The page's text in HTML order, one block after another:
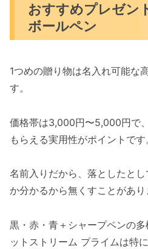
おすすめプレゼ
ボールペン
1つめの贈り物は名入れ可能な
す。
価格帯は3,000円〜5,000円で
もらえる実用性がポイントです
名前入りだから、落としたと
か分かるから無くすことがあり
黒・赤・青＋シャープペンの
ットストリーム プライムは特